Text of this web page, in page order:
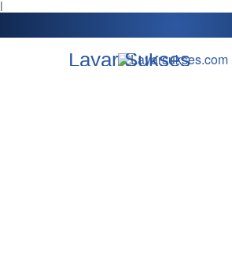
l
Layar Sukses